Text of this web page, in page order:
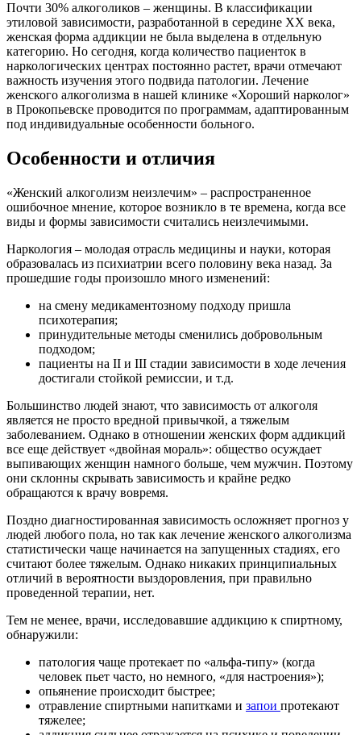
Почти 30% алкоголиков – женщины. В классификации
этиловой зависимости, разработанной в середине ХХ века,
женская форма аддикции не была выделена в отдельную
категорию. Но сегодня, когда количество пациенток в
наркологических центрах постоянно растет, врачи отмечают
важность изучения этого подвида патологии. Лечение
женского алкоголизма в нашей клинике «Хороший нарколог»
в Прокопьевске проводится по программам, адаптированным
под индивидуальные особенности больного.
Особенности и отличия
«Женский алкоголизм неизлечим» – распространенное
ошибочное мнение, которое возникло в те времена, когда все
виды и формы зависимости считались неизлечимыми.
Наркология – молодая отрасль медицины и науки, которая
образовалась из психиатрии всего половину века назад. За
прошедшие годы произошло много изменений:
на смену медикаментозному подходу пришла
психотерапия;
принудительные методы сменились добровольным
подходом;
пациенты на II и III стадии зависимости в ходе лечения
достигали стойкой ремиссии, и т.д.
Большинство людей знают, что зависимость от алкоголя
является не просто вредной привычкой, а тяжелым
заболеванием. Однако в отношении женских форм аддикций
все еще действует «двойная мораль»: общество осуждает
выпивающих женщин намного больше, чем мужчин. Поэтому
они склонны скрывать зависимость и крайне редко
обращаются к врачу вовремя.
Поздно диагностированная зависимость осложняет прогноз у
людей любого пола, но так как лечение женского алкоголизма
статистически чаще начинается на запущенных стадиях, его
считают более тяжелым. Однако никаких принципиальных
отличий в вероятности выздоровления, при правильно
проведенной терапии, нет.
Тем не менее, врачи, исследовавшие аддикцию к спиртному,
обнаружили:
патология чаще протекает по «альфа-типу» (когда
человек пьет часто, но немного, «для настроения»);
опьянение происходит быстрее;
отравление спиртными напитками и запои протекают
тяжелее;